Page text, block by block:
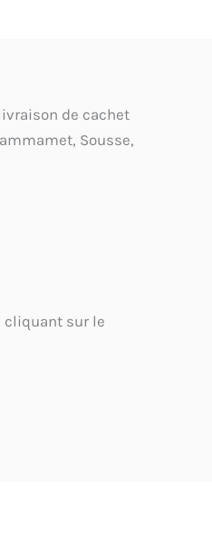
de cachet
Sousse,
cliquant sur le